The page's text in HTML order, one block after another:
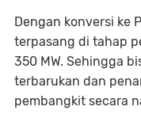
Dengan konversi ke
terpasang di tahap
350 MW. Sehingga
terbarukan dan
pembangkit secara